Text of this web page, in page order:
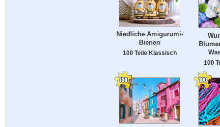
Niedliche Amigurumi-
Bienen
100 Teile Klassisch
100